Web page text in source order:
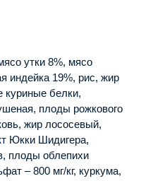
утки 8%, мясо
индейка 19%, рис, жир
куриные белки,
плоды рожкового
жир лососевый,
Юкки Шидигера,
плоды облепихи
– 800 мг/кг, куркума,